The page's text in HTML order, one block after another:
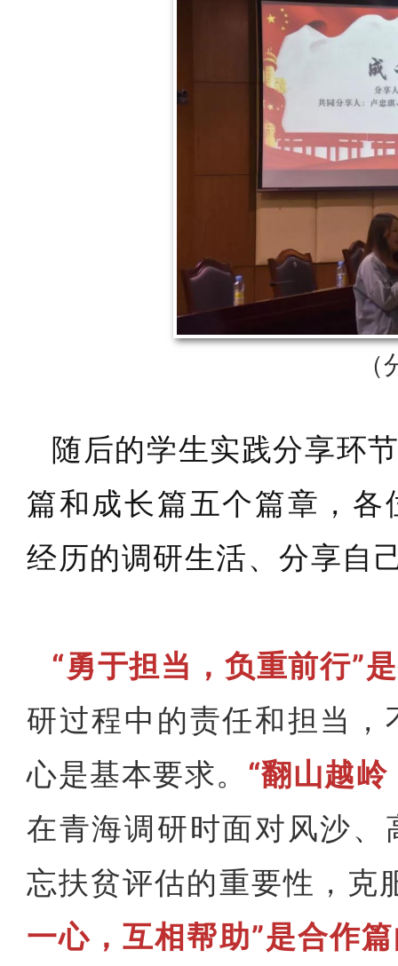
随后的学生实践分享环
篇和成长篇五个篇章， 各
经历的调研生活、分享自
“勇于担当，负重前行”
研过程中的责任和担当
心是基本要求。 “翻山越
在青海调研时面对风沙
忘扶贫评估的重要性，克
一心，互相帮助”是合作